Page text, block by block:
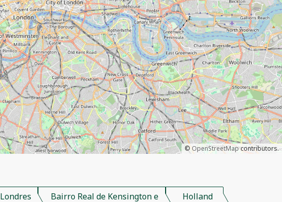
©OpenStreetMapcontributors.
Londres
Bairro Real de Kensington e
Holland